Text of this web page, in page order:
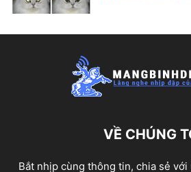
VỀ CHÚNG
Bắt nhịp cùng thông tin, chia sẻ với